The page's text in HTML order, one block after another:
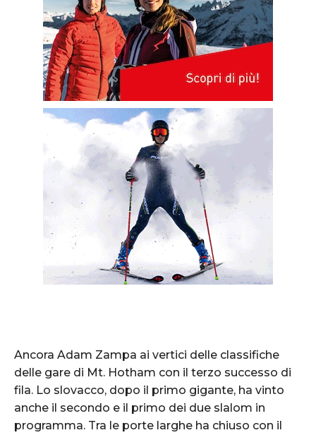
Ancora Adam Zampa ai vertici delle classifiche
delle gare di Mt. Hotham con il terzo successo di
fila. Lo slovacco, dopo il primo gigante, ha vinto
anche il secondo e il primo dei due slalom in
programma. Tra le porte larghe ha chiuso con il